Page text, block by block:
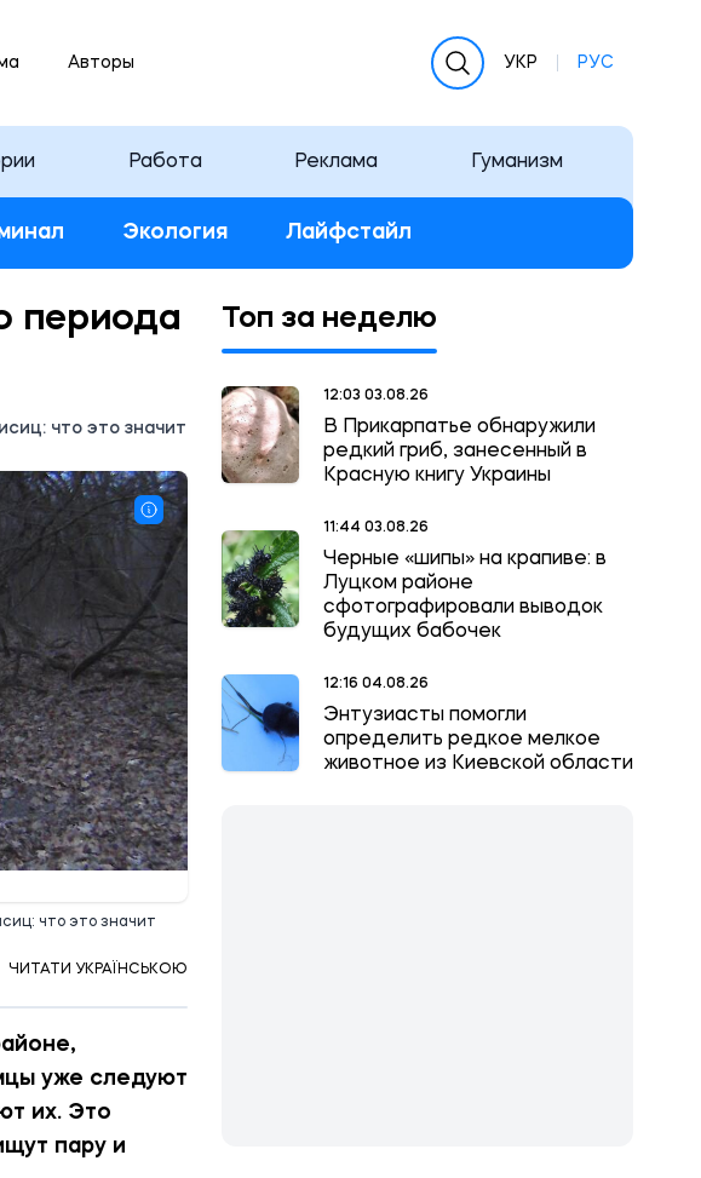
Авторы УКР РУС
Работа Реклама Гуманизм
Экология Лайфстайл
периода
что это значит
что это значит
ЧИТАТИ УКРАЇНСЬКОЮ
уже следуют
их. Это
пару и
Топ за неделю
12:03 03.08.26
В Прикарпатье обнаружили
редкий гриб, занесенный в
Красную книгу Украины
11:44 03.08.26
Черные «шипы» на крапиве: в
Луцком районе
сфотографировали выводок
будущих бабочек
12:16 04.08.26
Энтузиасты помогли
определить редкое мелкое
животное из Киевской области